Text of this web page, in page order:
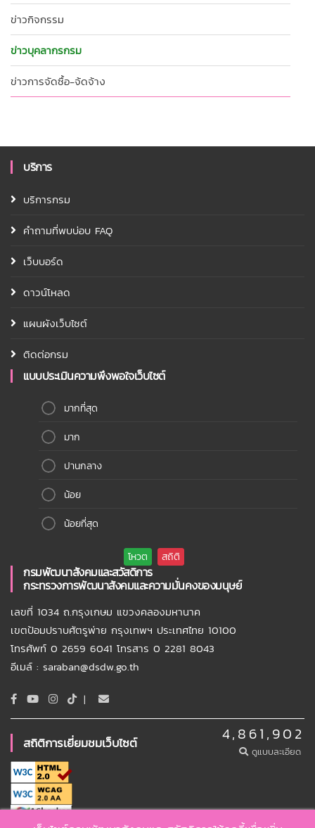
ข่าวกิจกรรม
ข่าวบุคลากรกรม
ข่าวการจัดซื้อ-จ้ดจ้าง
บริการ
บริการกรม
คำถามที่พบบ่อบ FAQ
เว็บบอร์ด
ดาวน์โหลด
แผนผังเว็บไซต์
ติดต่อกรม
แบบประเมินความพึงพอใจเว็บไซต์
มากที่สุด
มาก
ปานกลาง
น้อย
น้อยที่สุด
กรมพัฒนาสังคมและสวัสดิการ
กระทรวงการพัฒนาสังคมและความมั่นคงของมนุษย์
เลขที่ 1034 ถ.กรุงเกษม แขวงคลองมหานาค
เขตป้อมปราบศัตรูพ่าย กรุงเทพฯ ประเทศไทย 10100
โทรศัพท์ 0 2659 6041 โทรสาร 0 2281 8043
อีเมล์ : saraban@dsdw.go.th
|
สถิติการเยี่ยมชมเว็บไซต์ 4,861,902
ดูแบบละเอียด